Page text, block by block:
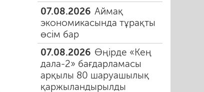
07.08.2026 Аймақ
экономикасында тұрақты
өсім бар
07.08.2026 Өңірде «Кең
дала-2» бағдарламасы
арқылы 80 шаруашылық
қаржыландырылды